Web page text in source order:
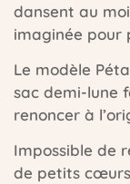
dansent au
imaginée pour
Le modèle
sac demi-lune
renoncer à
Impossible de
de petits